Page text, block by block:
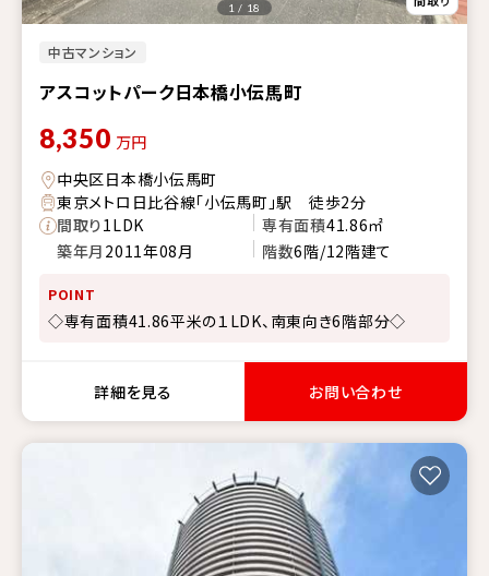
中古マンション
アスコットパーク日本橋小伝馬町
1 / 18
8,350 万円
中央区日本橋小伝馬町
東京メトロ日比谷線「小伝馬町」駅 徒歩2分
間取り1LDK 専有面積41.86㎡
築年月 2011年08月 階数6階/12階建て
POINT
◇専有面積41.86平米の１LDK、南東向き6階部分◇
詳細を見る お問い合わせ